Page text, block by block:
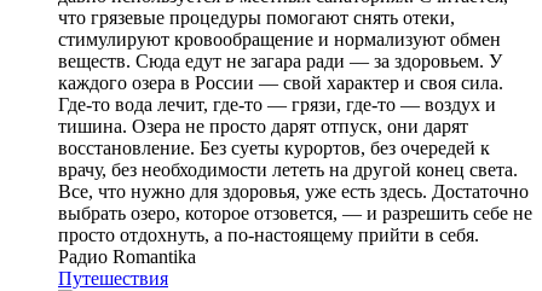
что грязевые процедуры помогают снять отеки,
стимулируют кровообращение и нормализуют обмен
веществ. Сюда едут не загара ради — за здоровьем. У
каждого озера в России — свой характер и своя сила.
Где-то вода лечит, где-то — грязи, где-то — воздух и
тишина. Озера не просто дарят отпуск, они дарят
восстановление. Без суеты курортов, без очередей к
врачу, без необходимости лететь на другой конец света.
Все, что нужно для здоровья, уже есть здесь. Достаточно
выбрать озеро, которое отзовется, — и разрешить себе не
просто отдохнуть, а по-настоящему прийти в себя.
Радио Romantika
Путешествия